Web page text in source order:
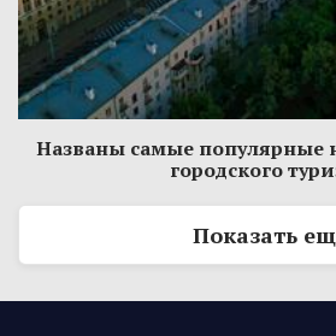
Названы самые популярные
городского
Показать